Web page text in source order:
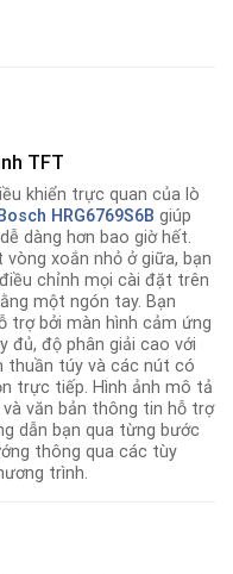
TFT
khiển trực quan của lò
Bosch HRG6769S6B giúp
dàng hơn bao giờ hết.
vòng xoắn nhỏ ở giữa, bạn
chỉnh mọi cài đặt trên
một ngón tay. Bạn
trợ bởi màn hình cảm ứng
đủ, độ phân giải cao với
thuần túy và các nút có
trực tiếp. Hình ảnh mô tả
văn bản thông tin hỗ trợ
dẫn bạn qua từng bước
thông qua các tùy
trình.